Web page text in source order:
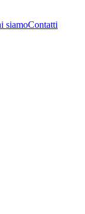
siamoContatti